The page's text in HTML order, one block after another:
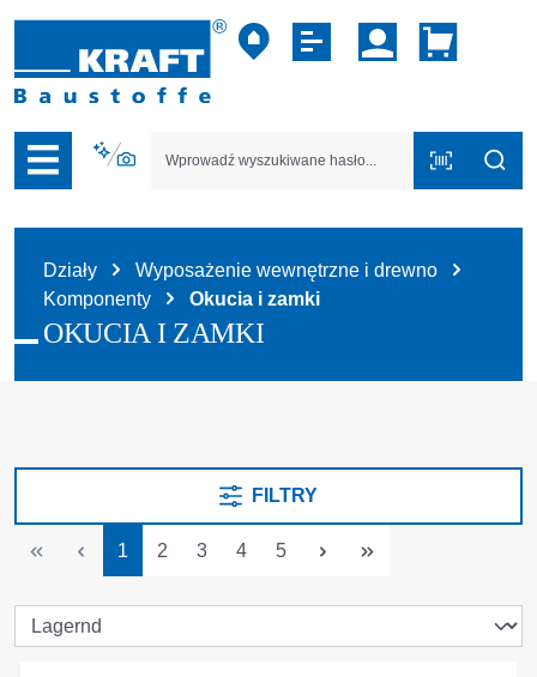
do nawigacji na platformie B2B
Działy
Wyposażenie wewnętrzne i drewno
Komponenty
Okucia i zamki
OKUCIA I ZAMKI
FILTRY
Strona
1 Strona
2 Strona
3 Strona
4 Strona
5